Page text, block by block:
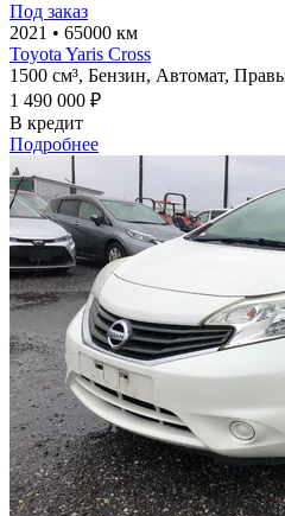
Под заказ
2021 • 65000 км
Toyota Yaris Cross
1500 см³, Бензин, Автомат,
1 490 000 ₽
В кредит
Подробнее